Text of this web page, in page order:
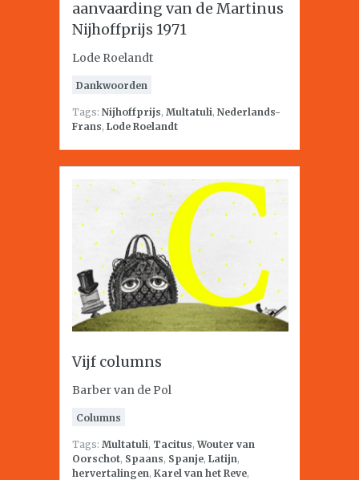
aanvaarding van de Martinus
Nijhoffprijs 1971
Lode Roelandt
Dankwoorden
Tags: Nijhoffprijs, Multatuli, Nederlands-
Frans, Lode Roelandt
Vijf columns
Barber van de Pol
Columns
Tags: Multatuli, Tacitus,Wouter van
Oorschot, Spaans, Spanje, Latijn,
hervertalingen, Karel van het Reve,